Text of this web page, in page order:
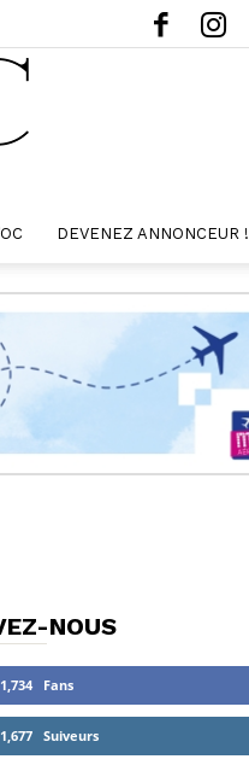
DEVENEZ ANNONCEUR !
NOUS
1,734 Fans
1,677 Suiveurs